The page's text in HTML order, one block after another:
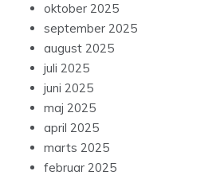
oktober 2025
september 2025
august 2025
juli 2025
juni 2025
maj 2025
april 2025
marts 2025
februar 2025